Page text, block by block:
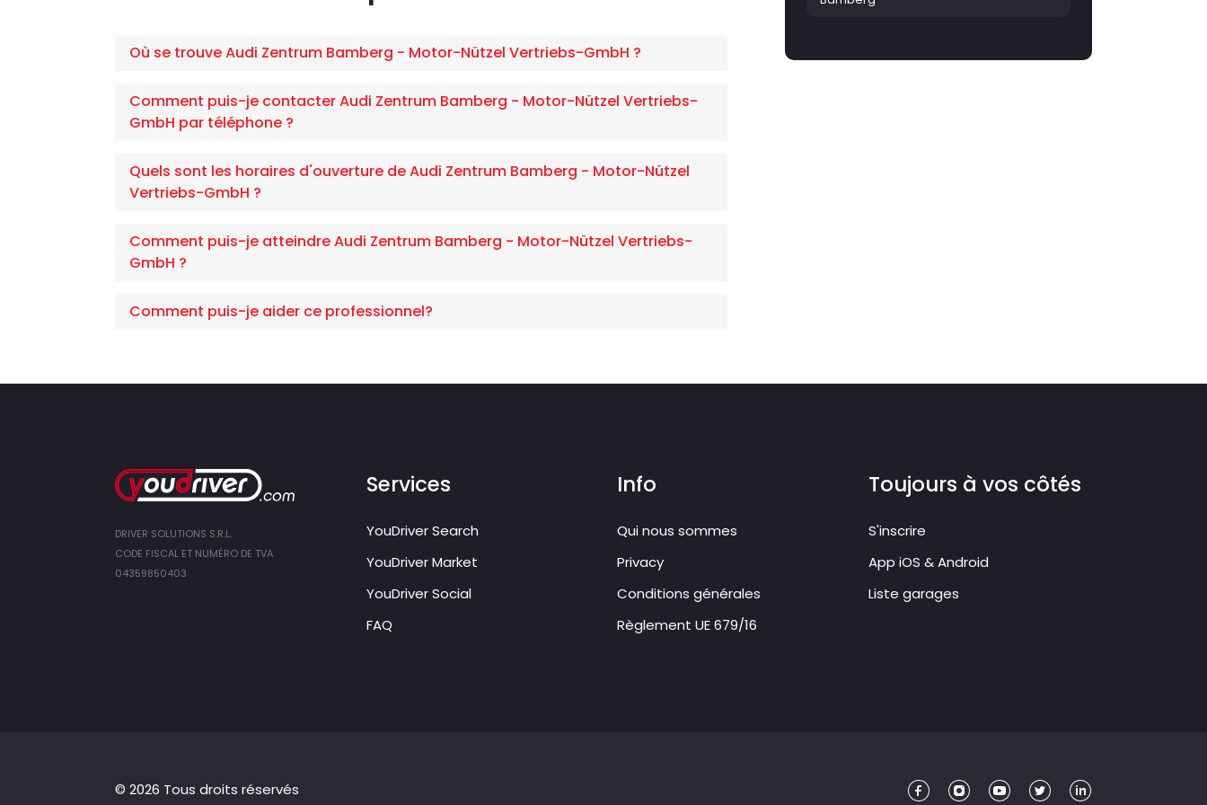
Où se trouve Audi Zentrum Bamberg - Motor-Nützel Vertriebs-GmbH ?
Comment puis-je contacter Audi Zentrum Bamberg - Motor-Nützel Vertriebs-
GmbH par téléphone ?
Quels sont les horaires d'ouverture de Audi Zentrum Bamberg - Motor-Nützel
Vertriebs-GmbH ?
Comment puis-je atteindre Audi Zentrum Bamberg - Motor-Nützel Vertriebs-
GmbH ?
Comment puis-je aider ce professionnel?
DRIVER SOLUTIONS S.R.L.
CODE FISCAL ET NUMÉRO DE TVA
04359850403
Services
YouDriver Search
YouDriver Market
YouDriver Social
FAQ
Info
Qui nous sommes
Privacy
Conditions générales
Règlement UE 679/16
Toujours à vos côtés
S'inscrire
App iOS & Android
Liste garages
© 2026 Tous droits réservés